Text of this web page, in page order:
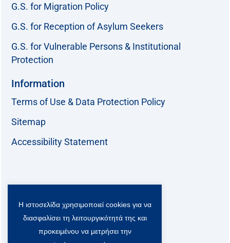
G.S. for Migration Policy
G.S. for Reception of Asylum Seekers
G.S. for Vulnerable Persons & Institutional
Protection
Information
Terms of Use & Data Protection Policy
Sitemap
Accessibility Statement
F
a
T
w
t
L
i
k
Y
o
u
t
Viber Community:
Η ιστοσελίδα χρησιμοποιεί cookies για να
διασφαλίσει τη λειτουργικότητά της και
προκειμένου να μετρήσει την